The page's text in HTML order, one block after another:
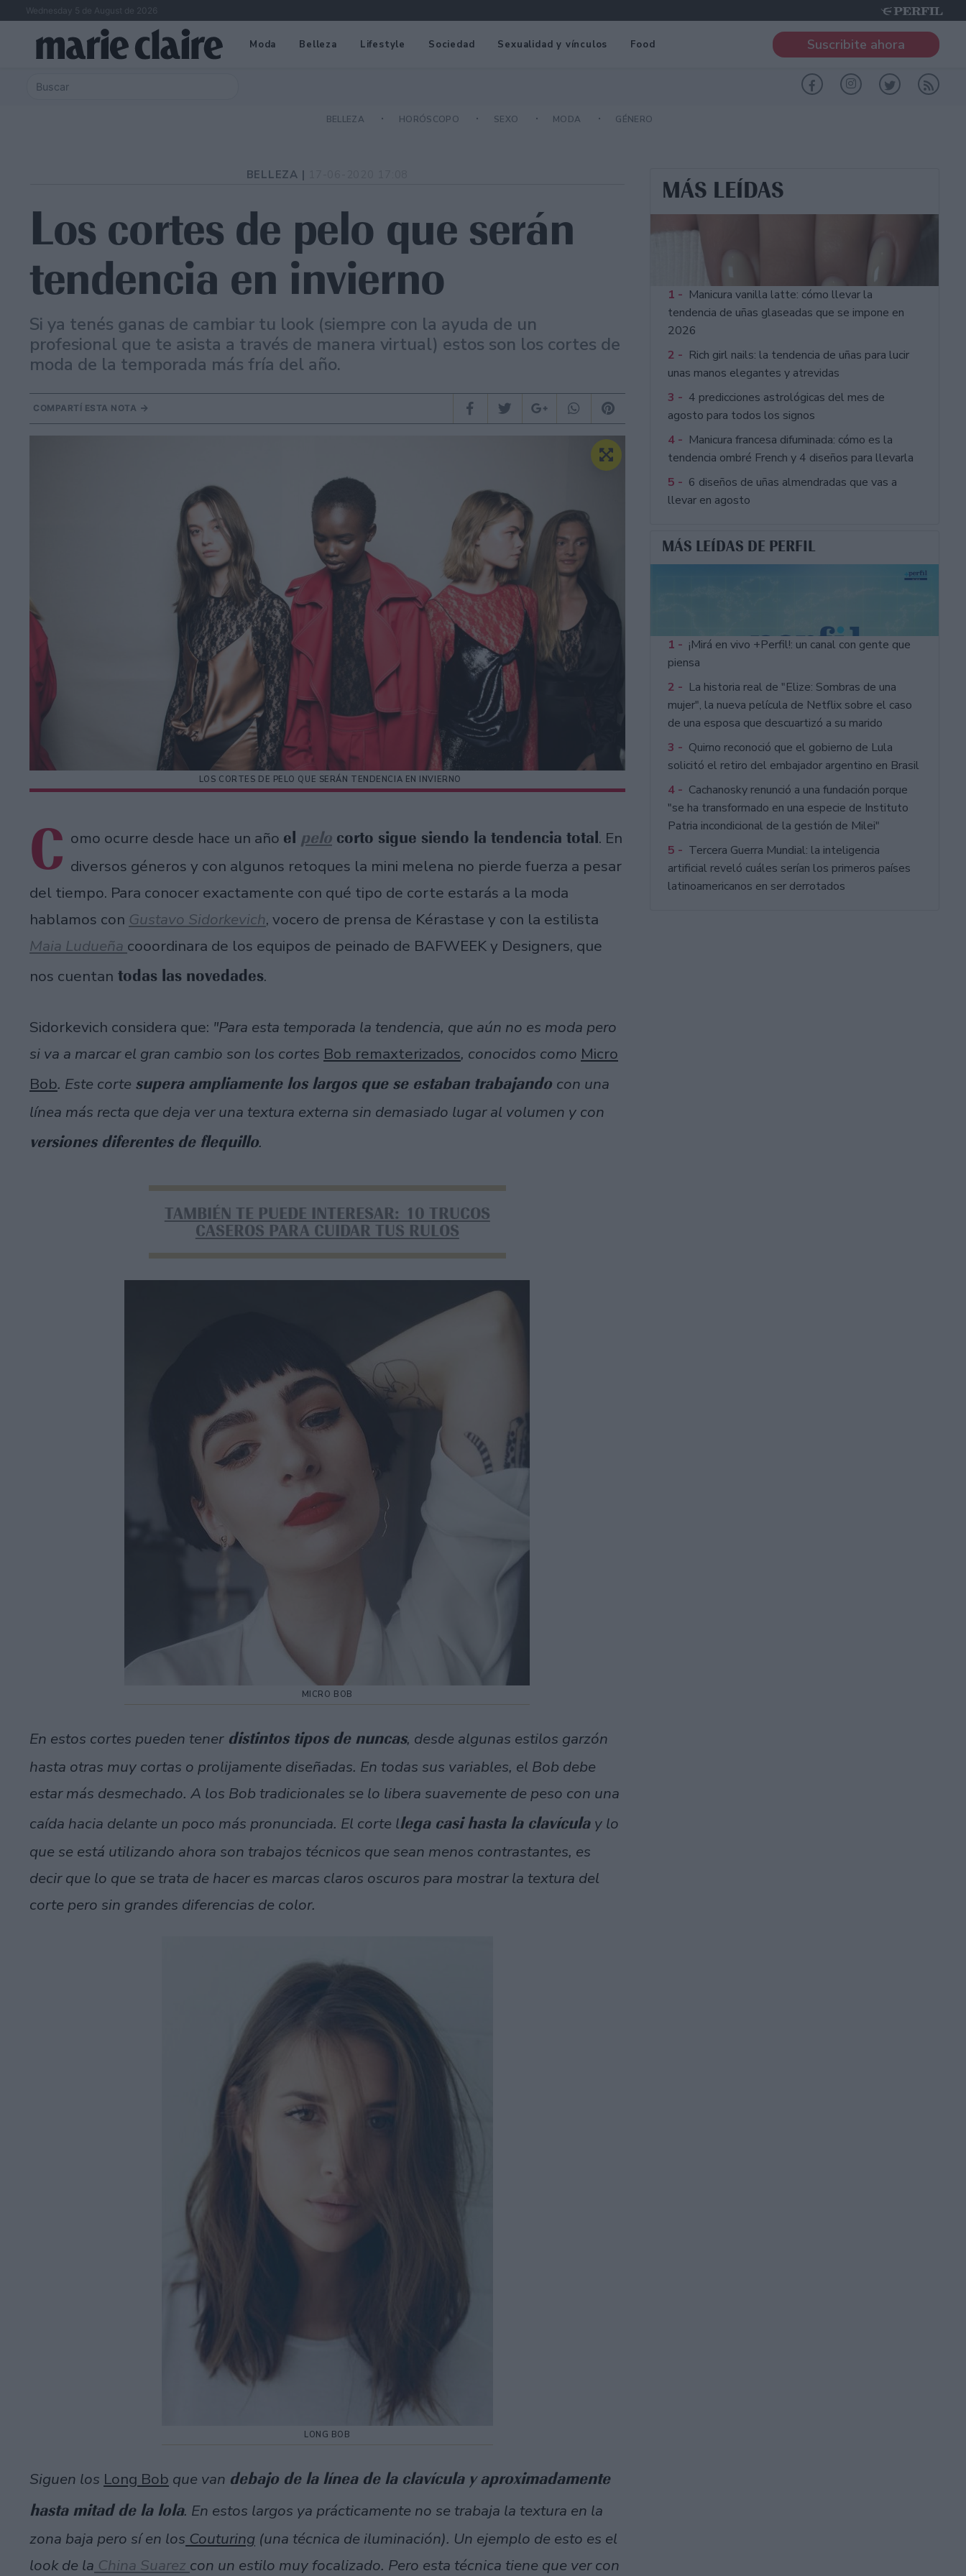
Wednesday 5 de August de 2026
Moda Belleza Lifestyle Sociedad Sexualidad y vínculos Food Suscribite ahora
BELLEZA HORÓSCOPO SEXO MODA GÉNERO
BELLEZA |
Los cortes de pelo que serán
tendencia en invierno
Si ya tenés ganas de cambiar tu look (siempre con la ayuda de un
profesional que te asista a través de manera virtual) estos son los cortes de
moda de la temporada más fría del año.
COMPARTÍ ESTA NOTA
LOS CORTES DE PELO QUE SERÁN TENDENCIA EN INVIERNO
C omo ocurre desde hace un año el pelo corto sigue siendo la tendencia total. En
diversos géneros y con algunos retoques la mini melena no pierde fuerza a pesar
del tiempo. Para conocer exactamente con qué tipo de corte estarás a la moda
hablamos con Gustavo Sidorkevich, vocero de prensa de Kérastase y con la estilista
Maia Ludueña cooordinara de los equipos de peinado de BAFWEEK y Designers, que
nos cuentan todas las novedades.
Sidorkevich considera que: "Para esta temporada la tendencia, que aún no es moda pero
si va a marcar el gran cambio son los cortes Bob remaxterizados, conocidos como Micro
Bob. Este corte supera ampliamente los largos que se estaban trabajando con una
línea más recta que deja ver una textura externa sin demasiado lugar al volumen y con
versiones diferentes de flequillo.
TAMBIÉN TE PUEDE INTERESAR: 10 TRUCOS
CASEROS PARA CUIDAR TUS RULOS
MICRO BOB
En estos cortes pueden tenerdistintos tipos de nuncas, desde algunas estilos garzón
hasta otras muy cortas o prolijamente diseñadas. En todas sus variables, el Bob debe
estar más desmechado. A los Bob tradicionales se lo libera suavemente de peso con una
caída hacia delante un poco más pronunciada. El corte llega casi hasta la clavícula y lo
que se está utilizando ahora son trabajos técnicos que sean menos contrastantes, es
decir que lo que se trata de hacer es marcas claros oscuros para mostrar la textura del
corte pero sin grandes diferencias de color.
LONG BOB
Siguen los Long Bob que van debajo de la línea de la clavícula y aproximadamente
hasta mitad de la lola. En estos largos ya prácticamente no se trabaja la textura en la
zona baja pero sí en los Couturing (una técnica de iluminación). Un ejemplo de esto es el
look de la China Suarez con un estilo muy focalizado. Pero esta técnica tiene que ver con
MÁS LEÍDAS
1 - Manicura vanilla latte: cómo llevar la
tendencia de uñas glaseadas que se impone en
2026
2 - Rich girl nails: la tendencia de uñas para lucir
unas manos elegantes y atrevidas
3 - 4 predicciones astrológicas del mes de
agosto para todos los signos
4 - Manicura francesa difuminada: cómo es la
tendencia ombré French y 4 diseños para llevarla
5 - 6 diseños de uñas almendradas que vas a
llevar en agosto
MÁS LEÍDAS DE PERFIL
1 - ¡Mirá en vivo +Perfil!: un canal con gente que
piensa
2 - La historia real de "Elize: Sombras de una
mujer", la nueva película de Netflix sobre el caso
de una esposa que descuartizó a su marido
3 - Quirno reconoció que el gobierno de Lula
solicitó el retiro del embajador argentino en Brasil
4 - Cachanosky renunció a una fundación porque
"se ha transformado en una especie de Instituto
Patria incondicional de la gestión de Milei"
5 - Tercera Guerra Mundial: la inteligencia
artificial reveló cuáles serían los primeros países
latinoamericanos en ser derrotados